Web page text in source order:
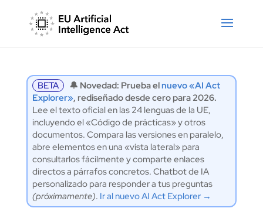
BETA 🔔 Novedad: Prueba elnuevo «AI Act
Explorer», rediseñado desde cero para 2026.
Lee el texto oficial en las 24 lenguas de la UE,
incluyendo el «Código de prácticas» y otros
documentos. Compara las versiones en paralelo,
abre elementos en una «vista lateral» para
consultarlos fácilmente y comparte enlaces
directos a párrafos concretos. Chatbot de IA
personalizado para responder a tus preguntas
(próximamente). Ir al nuevo AI Act Explorer →